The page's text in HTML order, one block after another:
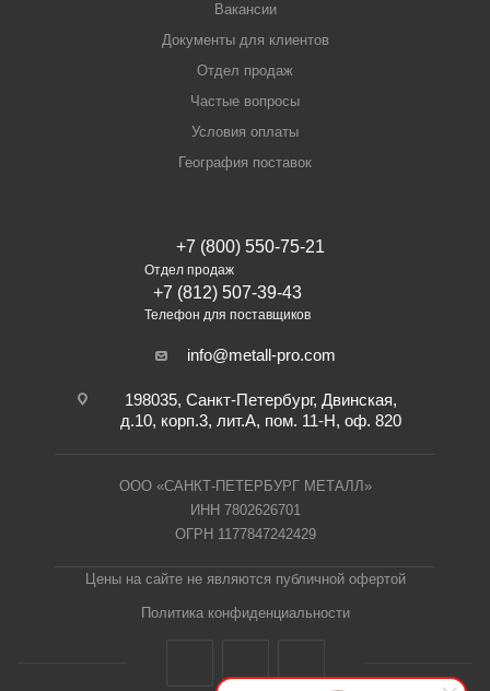
Вакансии
Документы для клиентов
Отдел продаж
Частые вопросы
Условия оплаты
География поставок
+7 (800) 550-75-21
Отдел продаж
+7 (812) 507-39-43
Телефон для поставщиков
info@metall-pro.com
198035, Санкт-Петербург, Двинская,
д.10, корп.3, лит.А, пом. 11-Н, оф. 820
ООО «САНКТ-ПЕТЕРБУРГ МЕТАЛЛ»
ИНН 7802626701
ОГРН 1177847242429
Цены на сайте не являются публичной офертой
Политика конфиденциальности